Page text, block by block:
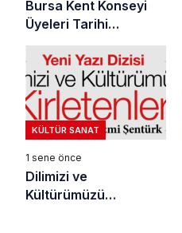
Bursa Kent Konseyi
Üyeleri Tarihi
Mekânlarımızı Ziyaret
Etti
KÜLTÜR SANAT
1 sene önce
Dilimizi ve
Kültürümüzü